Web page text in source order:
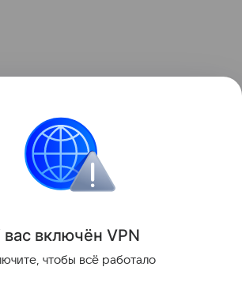
вас включён VPN
чтобы всё работало